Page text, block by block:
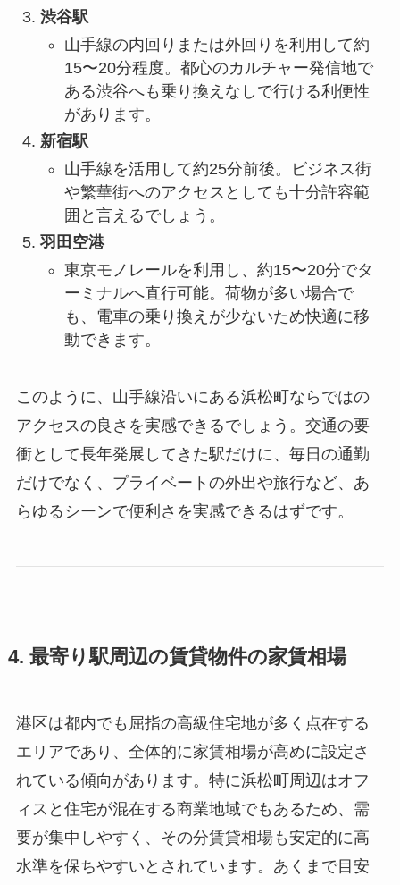
渋谷駅
山手線の内回りまたは外回りを利用して約
15〜20分程度。都心のカルチャー発信地で
ある渋谷へも乗り換えなしで行ける利便性
があります。
新宿駅
山手線を活用して約25分前後。ビジネス街
や繁華街へのアクセスとしても十分許容範
囲と言えるでしょう。
羽田空港
東京モノレールを利用し、約15〜20分でタ
ーミナルへ直行可能。荷物が多い場合で
も、電車の乗り換えが少ないため快適に移
動できます。
このように、山手線沿いにある浜松町ならではの
アクセスの良さを実感できるでしょう。交通の要
衝として長年発展してきた駅だけに、毎日の通勤
だけでなく、プライベートの外出や旅行など、あ
らゆるシーンで便利さを実感できるはずです。
4. 最寄り駅周辺の賃貸物件の家賃相場
港区は都内でも屈指の高級住宅地が多く点在する
エリアであり、全体的に家賃相場が高めに設定さ
れている傾向があります。特に浜松町周辺はオフ
ィスと住宅が混在する商業地域でもあるため、需
要が集中しやすく、その分賃貸相場も安定的に高
水準を保ちやすいとされています。あくまで目安